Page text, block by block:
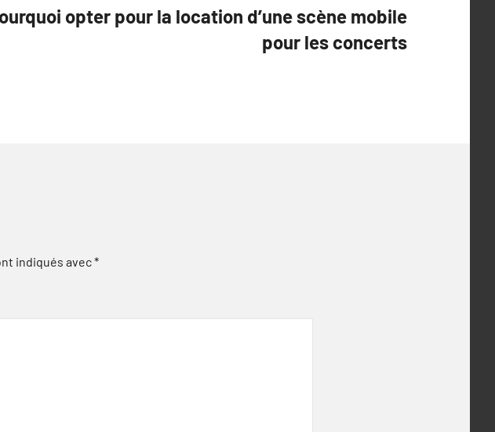
opter pour la location d’une scène mobile
pour les concerts
indiqués avec*